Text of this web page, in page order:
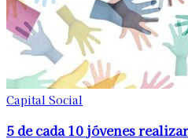
Capital Social
5 de cada 10 jóvenes